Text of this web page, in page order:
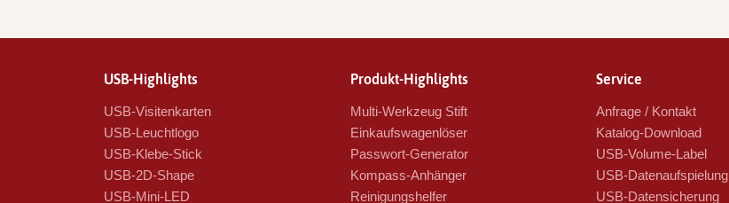
USB-Highlights
USB-Visitenkarten
USB-Leuchtlogo
USB-Klebe-Stick
USB-2D-Shape
USB-Mini-LED
Produkt-Highlights
Multi-Werkzeug Stift
Einkaufswagenlöser
Passwort-Generator
Kompass-Anhänger
Reinigungshelfer
Service
Anfrage / Kontakt
Katalog-Download
USB-Volume-Label
USB-Datenaufspielung
USB-Datensicherung